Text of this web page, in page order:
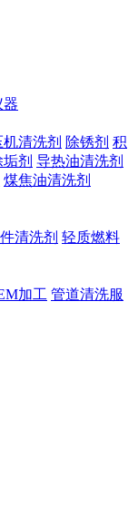
器
机清洗剂 除锈剂 积
垢剂 导热油清洗剂
煤焦油清洗剂
清洗剂 轻质燃料
加工 管道清洗服